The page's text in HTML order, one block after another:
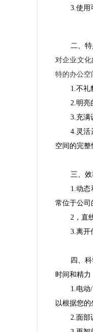
3.使用
二、
对企业文
特的办公空
1.不礼
2.明亮
3.充满
4.灵活
空间的完整
三、
1.动
常位于公司
2，直
3.离开
四、
时间和精力
1.电
以根据您的
2.面部